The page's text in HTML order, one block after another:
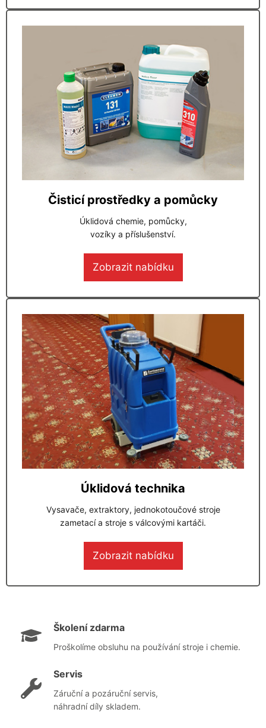
Úklidová technika
Vysavače, extraktory, jednokotoučové stroje
zametací a stroje s válcovými kartáči.
Zobrazit nabídku
Čisticí prostředky a pomůcky
Úklidová chemie, pomůcky,
vozíky a příslušenství.
Zobrazit nabídku
Školení zdarma
Proškolíme obsluhu na používání stroje i chemie.
Servis
Záruční a pozáruční servis,
náhradní díly skladem.